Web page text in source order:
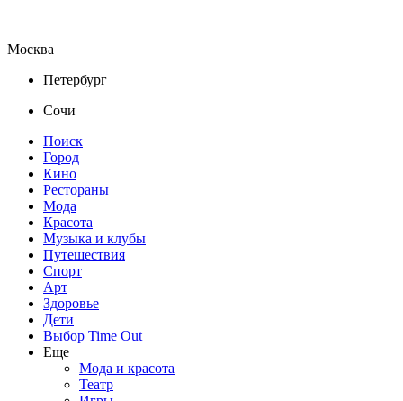
Москва
Петербург
Сочи
Поиск
Город
Кино
Рестораны
Мода
Красота
Музыка и клубы
Путешествия
Спорт
Арт
Здоровье
Дети
Выбор Time Out
Еще
Мода и красота
Театр